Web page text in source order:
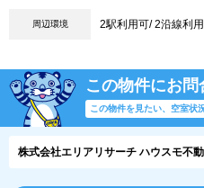
周辺環境 2駅利用可/ 2沿線利
この物件にお問
この物件を見たい、空室状
株式会社エリアリサーチ ハウスモ不